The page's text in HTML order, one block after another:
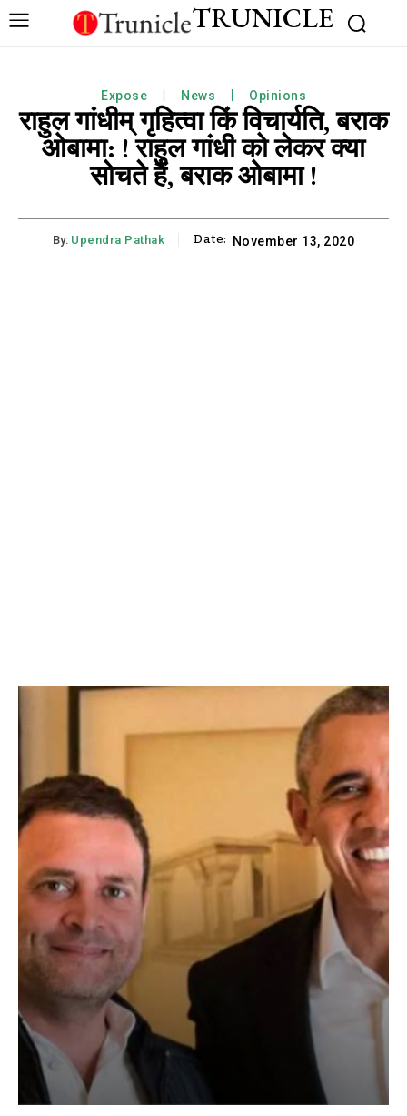
TRUNICLE
Expose News Opinions
राहुल गांधीम् गृहित्वा किं विचार्यति, बराक
ओबामा: ! राहुल गांधी को लेकर क्या
सोचते हैं, बराक ओबामा !
By: Upendra Pathak Date: November 13, 2020